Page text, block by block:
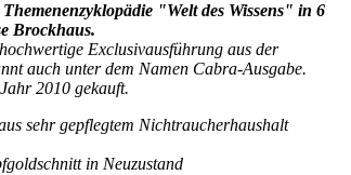
"Welt des Wissens" in 6
Brockhaus.
Exclusivausführung aus der
auch unter dem Namen Cabra-Ausgabe.
2010 gekauft.
sehr gepflegtem Nichtraucherhaushalt
in Neuzustand